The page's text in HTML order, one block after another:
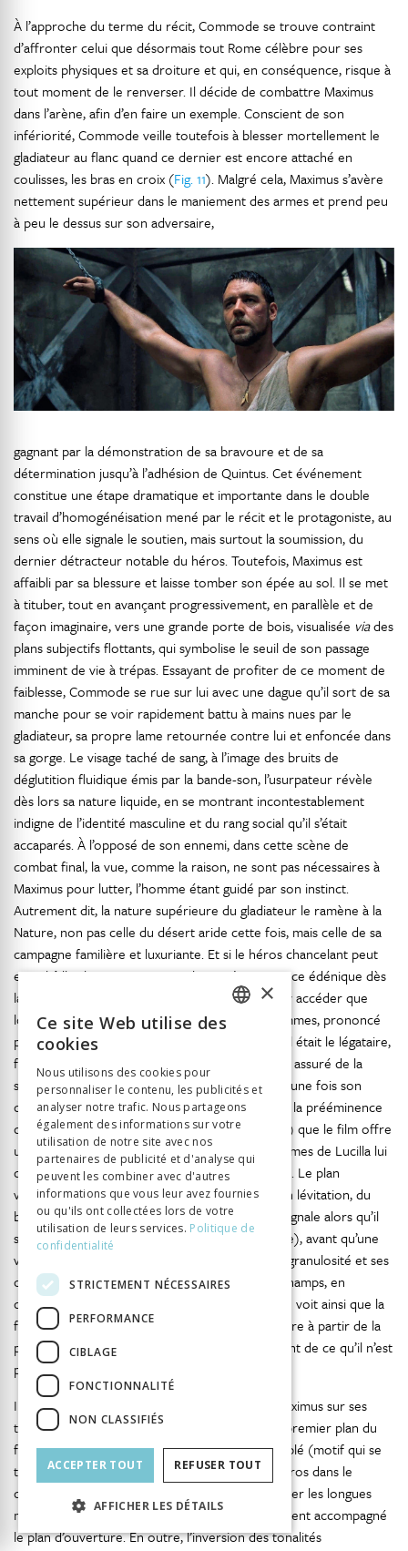
À l’approche du terme du récit, Commode se trouve contraint
d’affronter celui que désormais tout Rome célèbre pour ses
exploits physiques et sa droiture et qui, en conséquence, risque à
tout moment de le renverser. Il décide de combattre Maximus
dans l’arène, afin d’en faire un exemple. Conscient de son
infériorité, Commode veille toutefois à blesser mortellement le
gladiateur au flanc quand ce dernier est encore attaché en
coulisses, les bras en croix (Fig. 11). Malgré cela, Maximus s’avère
nettement supérieur dans le maniement des armes et prend peu
à peu le dessus sur son adversaire,
gagnant par la démonstration de sa bravoure et de sa
détermination jusqu’à l’adhésion de Quintus. Cet événement
constitue une étape dramatique et importante dans le double
travail d’homogénéisation mené par le récit et le protagoniste, au
sens où elle signale le soutien, mais surtout la soumission, du
dernier détracteur notable du héros. Toutefois, Maximus est
affaibli par sa blessure et laisse tomber son épée au sol. Il se met
à tituber, tout en avançant progressivement, en parallèle et de
façon imaginaire, vers une grande porte de bois, visualisée viades
plans subjectifs flottants, qui symbolise le seuil de son passage
imminent de vie à trépas. Essayant de profiter de ce moment de
faiblesse, Commode se rue sur lui avec une dague qu’il sort de sa
manche pour se voir rapidement battu à mains nues par le
gladiateur, sa propre lame retournée contre lui et enfoncée dans
sa gorge. Le visage taché de sang, à l’image des bruits de
déglutition fluidique émis par la bande-son, l’usurpateur révèle
dès lors sa nature liquide, en se montrant incontestablement
indigne de l’identité masculine et du rang social qu’il s’était
accaparés. À l’opposé de son ennemi, dans cette scène de
combat final, la vue, comme la raison, ne sont pas nécessaires à
Maximus pour lutter, l’homme étant guidé par son instinct.
Autrement dit, la nature supérieure du gladiateur le ramène à la
Nature, non pas celle du désert aride cette fois, mais celle de sa
campagne familière et luxuriante. Et si le héros chancelant peut
entrebâiller la porte qui ouvre la voie à cet espace édénique dès
la mort de Commode, il ne peut véritablement y accéder que
lorsqu’il a donné l’ordre de faire libérer ses hommes, prononcé
publiquement les paroles de Marc-Aurèle dont il était le légataire,
fait réhabiliter le sénateur Gracchus et qu’il s’est assuré de la
sécurité de Lucius auprès de Lucilla. Ce n’est qu’une fois son
devoir accompli, qu’il a veillé personnellement à la prééminence
du masculin (ses hommes, le sénateur et Lucius) que le film offre
un gros plan en contre-plongée du visage en larmes de Lucilla lui
disant, la gorge serrée, d’aller rejoindre les siens. Le plan
visualisant le déplacement horizontal, comme en lévitation, du
buste du héros au-dessus du sable du Colisée, signale alors qu’il
s’est affranchi du poids de la matérialité (urbaine), avant qu’une
vue chargée d’une connotation onirique par sa granulosité et ses
couleurs désaturées montre sa traversée des champs, en
direction de sa femme et de son fils défunts. On voit ainsi que la
fixation positive de la masculinité du héros s’opère à partir de la
pérennisation de ce qu’il est et du retranchement de ce qu’il n’est
pas (Commode).
Il est utile de noter que l’image du retour de Maximus sur ses
terres d’origine contient le même motif que le premier plan du
film, soit la main du héros caressant les épis de blé (motif qui se
trouve également inséré lors de l’errance du héros dans le
désert). La scène laisse d’ailleurs aussi se déployer les longues
mélopées lyriques de style nord-africain qui avaient accompagné
le plan d’ouverture. En outre, l’inversion des tonalités
ITALIAN
×
Ce site Web utilise des
cookies
Nous utilisons des cookies pour
personnaliser le contenu, les publicités et
analyser notre trafic. Nous partageons
également des informations sur votre
utilisation de notre site avec nos
partenaires de publicité et d'analyse qui
peuvent les combiner avec d'autres
informations que vous leur avez fournies
ou qu'ils ont collectées lors de votre
utilisation de leurs services. Politique de
confidentialité
STRICTEMENT NÉCESSAIRES
PERFORMANCE
CIBLAGE
FONCTIONNALITÉ
NON CLASSIFIÉS
ACCEPTER TOUT REFUSER TOUT
AFFICHER LES DÉTAILS